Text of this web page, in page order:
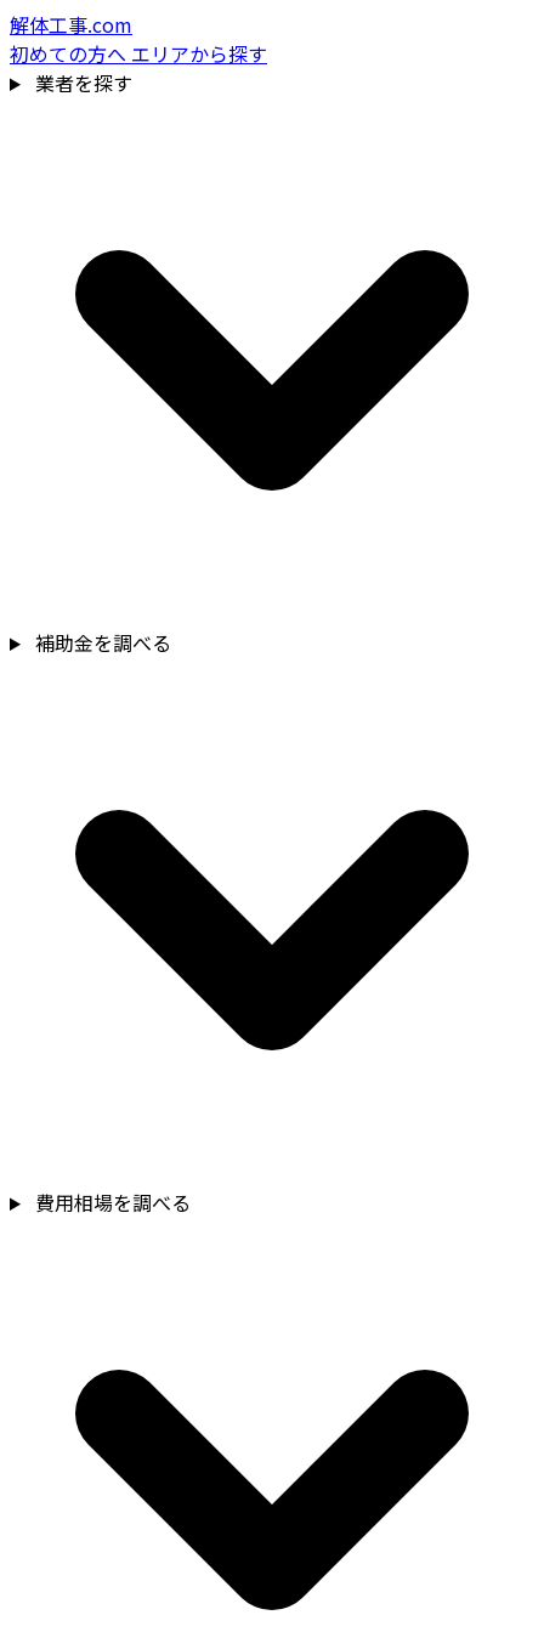
解体工事.com
初めての方へ エリアから探す
業者を探す
補助金を調べる
費用相場を調べる